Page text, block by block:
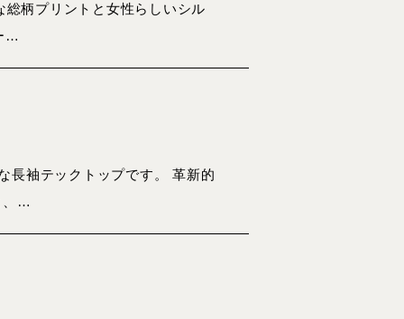
柄プリントと女性らしいシル
…
長袖テックトップです。 革新的
、…